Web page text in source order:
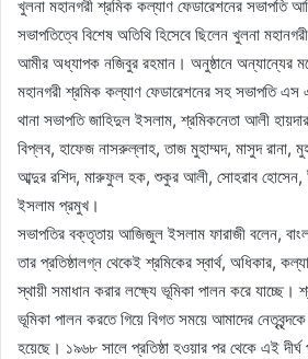
খুলনা মহানগরী শ্রমিক কল্যাণ ফেডারেশনের সভাপতি
সভাপতিত্বে বিশেষ অতিথি হিসেবে ছিলেন খুলনা
আমীর অধ্যাপক নজিবুর রহমান। অনুষ্ঠানে অন্যান্যের
মহানগরী শ্রমিক কল্যাণ ফেডারেশনের সহ সভাপতি
থানা সভাপতি জাহিদুল ইসলাম, শ্রমিকনেতা আলী
বিপ্লব, হাফেজ নাসরুল্লাহ, তাজ মুহাম্মদ, মাসুদ রানা,
আব্দুর রশিদ, মারুফুল হক, শুকুর আলী, সোহরাব হোসেন,
ইসলাম প্রমুখ।
সভাপতির বক্তৃতায় আজিজুল ইসলাম ফারাজী বলেন,
তার প্রতিষ্ঠালগ্ন থেকেই শ্রমিকের স্বার্থ, অধিকার,
স্থায়ী সমাধান করার লক্ষ্যে ভূমিকা পালন করে যাচ্ছে।
ভূমিকা পালন করতে গিয়ে বিগত সময়ে আমাদের নেতৃবৃন্দকে
হয়েছে। ১৯৬৮ সালে প্রতিষ্ঠা হওয়ার পর থেকে এই দীর্ঘ